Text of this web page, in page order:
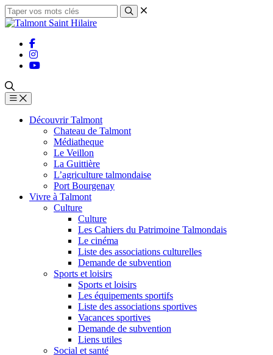
Découvrir Talmont
Chateau de Talmont
Médiatheque
Le Veillon
La Guittière
L’agriculture talmondaise
Port Bourgenay
Vivre à Talmont
Culture
Culture
Les Cahiers du Patrimoine Talmondais
Le cinéma
Liste des associations culturelles
Demande de subvention
Sports et loisirs
Sports et loisirs
Les équipements sportifs
Liste des associations sportives
Vacances sportives
Demande de subvention
Liens utiles
Social et santé